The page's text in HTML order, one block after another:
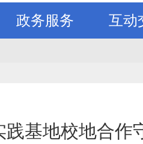
政务服务 互动
基地校地合作